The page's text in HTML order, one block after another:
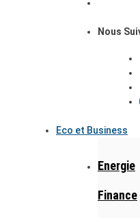
Nous
Eco et Business
Energie
Finance